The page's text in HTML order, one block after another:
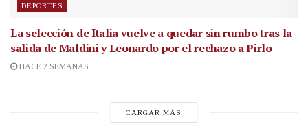
DEPORTES
La selección de Italia vuelve a quedar sin rumbo tras la
salida de Maldini y Leonardo por el rechazo a Pirlo
HACE 2 SEMANAS
CARGAR MÁS